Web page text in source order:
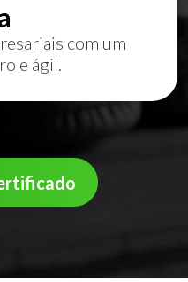
com um
e ágil.